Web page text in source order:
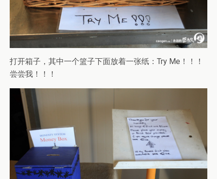
打开箱子，其中一个篮子下面放着一张纸：Try Me！！！
尝尝我！！！